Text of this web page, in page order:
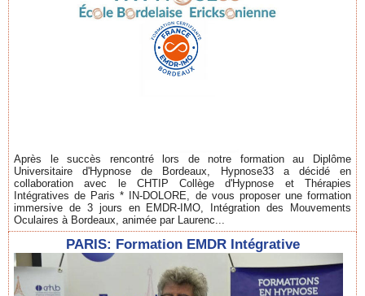
Après le succès rencontré lors de notre formation au Diplôme
Universitaire d'Hypnose de Bordeaux, Hypnose33 a décidé en
collaboration avec le CHTIP Collège d'Hypnose et Thérapies
Intégratives de Paris * IN-DOLORE, de vous proposer une formation
immersive de 3 jours en EMDR-IMO, Intégration des Mouvements
Oculaires à Bordeaux, animée par Laurenc...
PARIS: Formation EMDR Intégrative